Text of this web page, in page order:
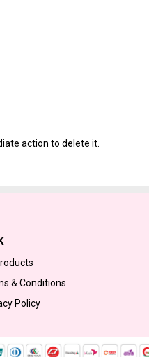
action to delete it.
& Conditions
Policy